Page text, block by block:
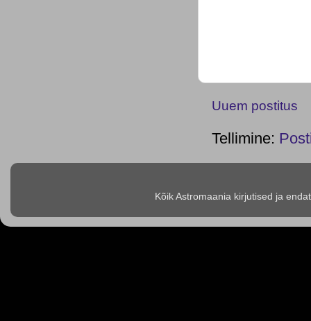
Uuem postitus
Tellimine:
Kõik Astromaania kirjutised ja